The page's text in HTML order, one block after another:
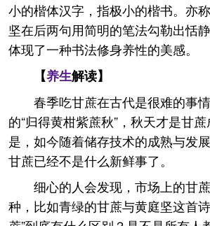
小的楷体汉字，指极小的楷书。亦
坚在后两句用简明的笔法勾勒出恬
体现了一种书法修身养性的美感。
【养生解读】
春季吃甘蔗在古代是很难的事
的“归得黄柑紫蔗秋”，秋天才是甘
是，如今随着储存技术的成熟与发
甘蔗已经不是什么新鲜事了。
细心的人会发现，市场上的甘
种，比如青绿的甘蔗与黄庭坚这首